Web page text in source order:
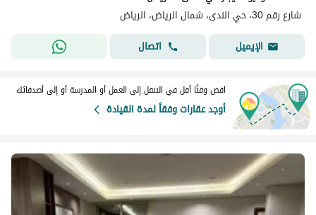
شارع رقم 30، حي الندى، شمال الرياض، الرياض
الإيميل
اتصال
اقض وقتًا أقل في التنقل إلى العمل أو المدرسة أو إلى أصدقائك
أوجد عقارات وفقاً لمدة القيادة